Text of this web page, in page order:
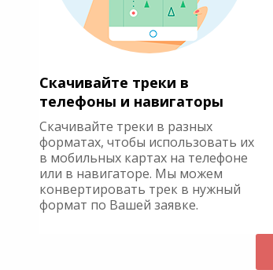
Скачивайте треки в
телефоны и навигаторы
Скачивайте треки в разных
форматах, чтобы использовать их
в мобильных картах на телефоне
или в навигаторе. Мы можем
конвертировать трек в нужный
формат по Вашей заявке.